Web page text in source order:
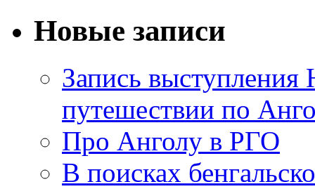
Новые записи
Запись
путешествии по
Про Анголу в РГО
В поисках